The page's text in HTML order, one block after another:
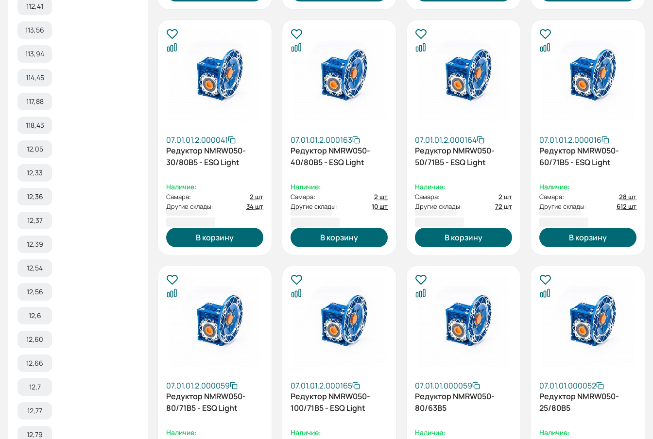
112,41
113,56
113,94
114,45
117,88
118,43
12,05
12,33
12,36
12,37
12,39
12,54
12,56
12,6
12,60
12,66
12,7
12,77
12,79
07.01.01.2.000041
Редуктор NMRW050-
30/80B5 - ESQ Light
Наличие:
Самара:
2 шт
Другие склады:
34 шт
В корзину
07.01.01.2.000163
Редуктор NMRW050-
40/80B5 - ESQ Light
Наличие:
Самара:
2 шт
Другие склады:
10 шт
В корзину
07.01.01.2.000164
Редуктор NMRW050-
50/71B5 - ESQ Light
Наличие:
Самара:
2 шт
Другие склады:
72 шт
В корзину
07.01.01.2.000016
Редуктор NMRW050-
60/71B5 - ESQ Light
Наличие:
Самара:
28 шт
Другие склады:
612 шт
В корзину
07.01.01.2.000059
Редуктор NMRW050-
80/71B5 - ESQ Light
Наличие:
07.01.01.2.000165
Редуктор NMRW050-
100/71B5 - ESQ Light
Наличие:
07.01.01.000059
Редуктор NMRW050-
80/63B5
Наличие:
07.01.01.000052
Редуктор NMRW050-
25/80B5
Наличие: